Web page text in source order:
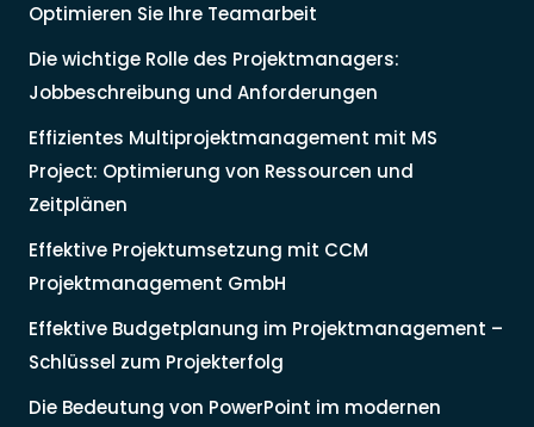
Optimieren Sie Ihre Teamarbeit
Die wichtige Rolle des Projektmanagers:
Jobbeschreibung und Anforderungen
Effizientes Multiprojektmanagement mit MS
Project: Optimierung von Ressourcen und
Zeitplänen
Effektive Projektumsetzung mit CCM
Projektmanagement GmbH
Effektive Budgetplanung im Projektmanagement –
Schlüssel zum Projekterfolg
Die Bedeutung von PowerPoint im modernen